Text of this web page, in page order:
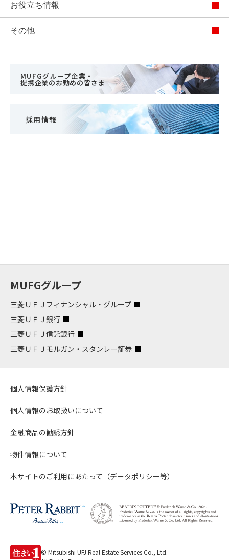
お役立ち情報
その他
MUFGグループ企業・
提携企業のお勤めの皆さま
採用情報
MUFGグループ
三菱ＵＦＪフィナンシャル・グループ
三菱ＵＦＪ銀行
三菱ＵＦＪ信託銀行
三菱ＵＦＪモルガン・スタンレー証券
個人情報保護方針
個人情報のお取扱いについて
金融商品の勧誘方針
物件情報について
本サイトのご利用にあたって（データポリシー等）
© Mitsubishi UFJ Real Estate Services Co., Ltd.